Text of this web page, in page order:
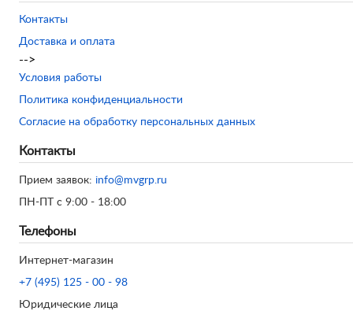
Контакты
Доставка и оплата
-->
Условия работы
Политика конфиденциальности
Согласие на обработку персональных данных
Контакты
Прием заявок: info@mvgrp.ru
ПН-ПТ с 9:00 - 18:00
Телефоны
Интернет-магазин
+7 (495) 125 - 00 - 98
Юридические лица